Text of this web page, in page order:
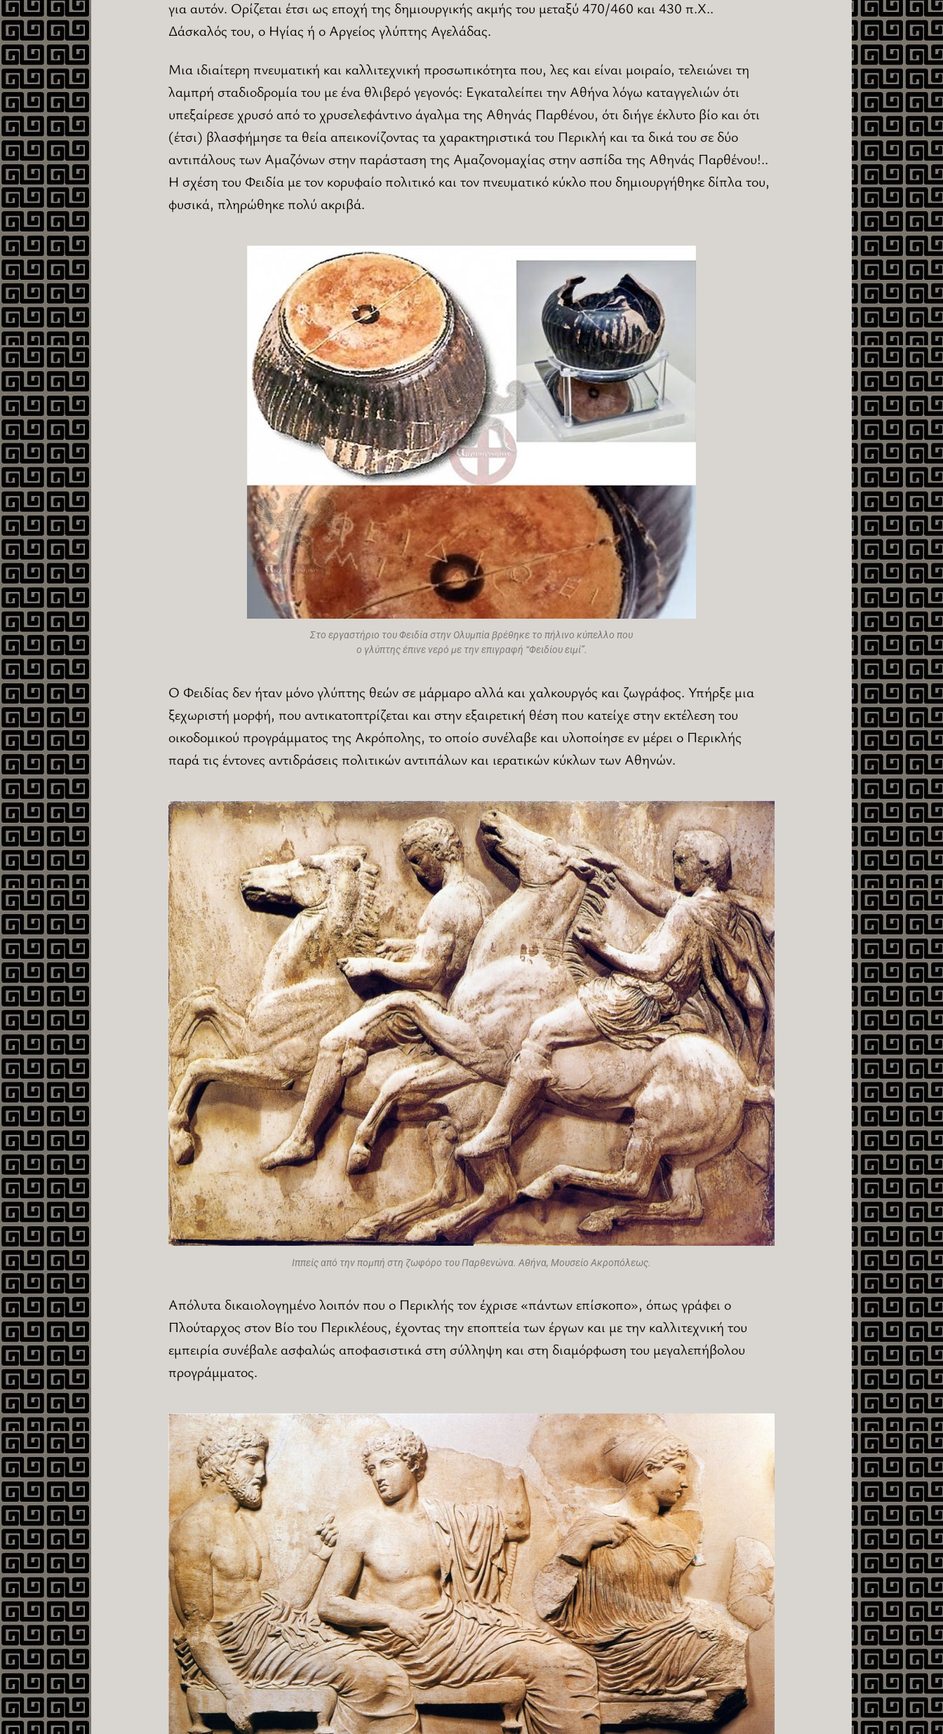
για αυτόν. Ορίζεται έτσι ως εποχή της δημιουργικής ακμής του μεταξύ 470/460 και 430 π.Χ..
Δάσκαλός του, ο Ηγίας ή ο Αργείος γλύπτης Αγελάδας.
Μια ιδιαίτερη πνευματική και καλλιτεχνική προσωπικότητα που, λες και είναι μοιραίο, τελειώνει τη
λαμπρή σταδιοδρομία του με ένα θλιβερό γεγονός: Εγκαταλείπει την Αθήνα λόγω καταγγελιών ότι
υπεξαίρεσε χρυσό από το χρυσελεφάντινο άγαλμα της Αθηνάς Παρθένου, ότι διήγε έκλυτο βίο και ότι
(έτσι) βλασφήμησε τα θεία απεικονίζοντας τα χαρακτηριστικά του Περικλή και τα δικά του σε δύο
αντιπάλους των Αμαζόνων στην παράσταση της Αμαζονομαχίας στην ασπίδα της Αθηνάς Παρθένου!..
Η σχέση του Φειδία με τον κορυφαίο πολιτικό και τον πνευματικό κύκλο που δημιουργήθηκε δίπλα του,
φυσικά, πληρώθηκε πολύ ακριβά.
Στο εργαστήριο του Φειδία στην Ολυμπία βρέθηκε το πήλινο κύπελλο που
ο γλύπτης έπινε νερό με την επιγραφή “Φειδίου ειμί”.
Ο Φειδίας δεν ήταν μόνο γλύπτης θεών σε μάρμαρο αλλά και χαλκουργός και ζωγράφος. Υπήρξε μια
ξεχωριστή μορφή, που αντικατοπτρίζεται και στην εξαιρετική θέση που κατείχε στην εκτέλεση του
οικοδομικού προγράμματος της Ακρόπολης, το οποίο συνέλαβε και υλοποίησε εν μέρει ο Περικλής
παρά τις έντονες αντιδράσεις πολιτικών αντιπάλων και ιερατικών κύκλων των Αθηνών.
Ιππείς από την πομπή στη ζωφόρο του Παρθενώνα. Αθήνα, Μουσείο Ακροπόλεως.
Απόλυτα δικαιολογημένο λοιπόν που ο Περικλής τον έχρισε «πάντων επίσκοπο», όπως γράφει ο
Πλούταρχος στον Βίο του Περικλέους, έχοντας την εποπτεία των έργων και με την καλλιτεχνική του
εμπειρία συνέβαλε ασφαλώς αποφασιστικά στη σύλληψη και στη διαμόρφωση του μεγαλεπήβολου
προγράμματος.